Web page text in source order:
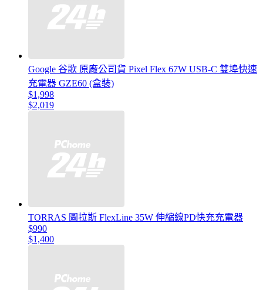
Google 谷歌 原廠公司貨 Pixel Flex 67W USB-C 雙埠快速
充電器 GZE60 (盒裝)
$1,998
$2,019
TORRAS 圖拉斯 FlexLine 35W 伸縮線PD快充充電器
$990
$1,400